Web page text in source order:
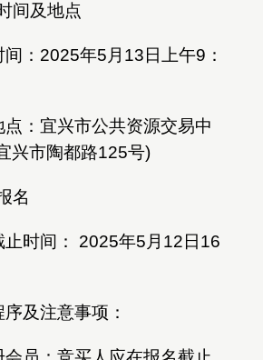
间及地点
： 2025年5 月 13 日上午9 ：
点：宜兴市公共资源交易中
兴市陶都路125号)
名
时间 ： 2025年5 月 12 日 16
序及注意事项 ：